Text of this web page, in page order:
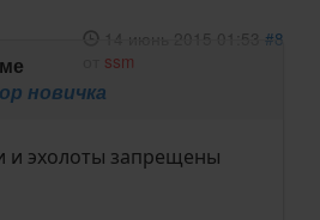
14 июнь 2015 01:53 #8
ssm
новичка
и эхолоты запрещены